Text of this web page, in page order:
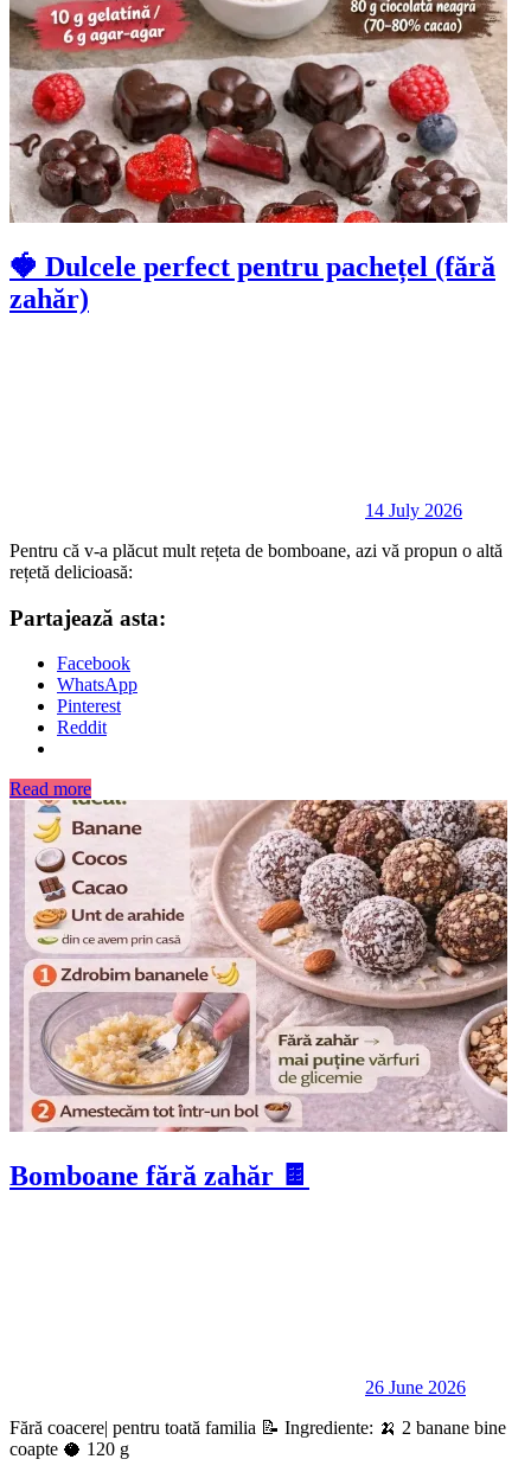
🍓 Dulcele perfect pentru pachețel (fără
zahăr)
14 July 2026
Pentru că v-a plăcut mult rețeta de bomboane, azi vă propun o altă
rețetă delicioasă:
Partajează asta:
Facebook
WhatsApp
Pinterest
Reddit
Read more
Bomboane fără zahăr 🍫
26 June 2026
Fără coacere| pentru toată familia 📝 Ingrediente: 🍌 2 banane bine
coapte 🥥 120 g